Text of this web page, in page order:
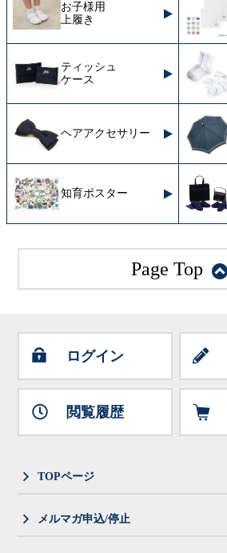
お子様用
上履き
ティッシュ
ケース
ヘアアクセサリー
知育ポスター
Page Top
ログイン
閲覧履歴
TOPページ
メルマガ申込/停止